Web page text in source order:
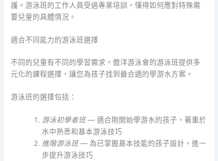
護。游泳班的工作人員受過專業培訓，懂得如何應對特殊需
要兒童的具體情況。
適合不同能力的游泳班選擇
不同的兒童有不同的學習需求。傲洋游泳會的游泳班提供多
元化的課程選擇，讓您為孩子找到最合適的學游水方案。
游泳班的選擇包括：
游泳初學者班— 適合剛開始學游水的孩子，著重於
水中熟悉和基本游泳技巧
進階游泳班— 為已掌握基本技能的孩子設計，進一
步提升游泳技巧